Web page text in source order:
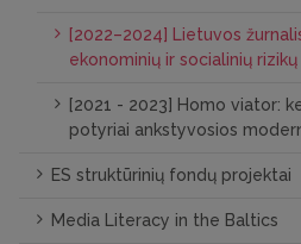
[2022–2024] Lietuvos
ekonominių ir socialinių
[2021 - 2023] Homo viator:
potyriai ankstyvosios
ES struktūrinių fondų projektai
Media Literacy in the Baltics